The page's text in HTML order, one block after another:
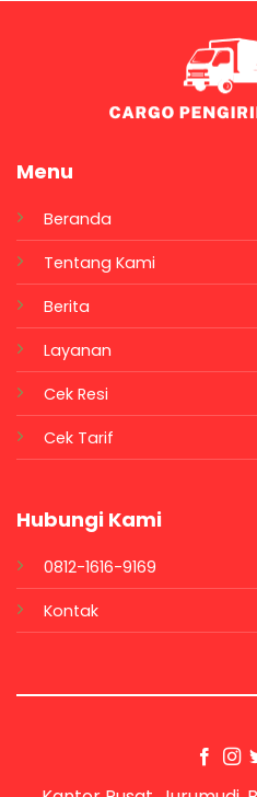
Menu
Beranda
Tentang Kami
Berita
Layanan
Cek Resi
Cek Tarif
Hubungi Kami
0812-1616-9169
Kontak